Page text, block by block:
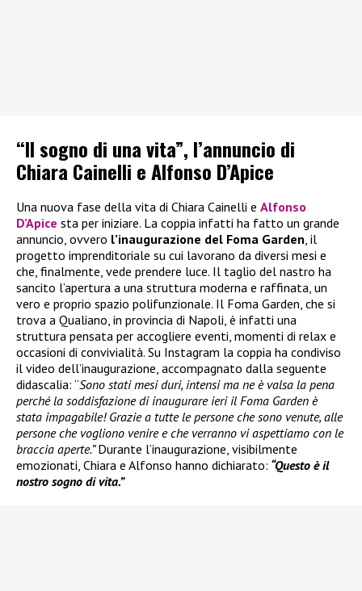
“Il sogno di una vita”, l’annuncio di
Chiara Cainelli e Alfonso D’Apice
Una nuova fase della vita di Chiara Cainelli e Alfonso
D’Apice sta per iniziare. La coppia infatti ha fatto un grande
annuncio, ovvero l’inaugurazione del Foma Garden , il
progetto imprenditoriale su cui lavorano da diversi mesi e
che, finalmente, vede prendere luce. Il taglio del nastro ha
sancito l’apertura a una struttura moderna e raffinata, un
vero e proprio spazio polifunzionale. Il Foma Garden, che si
trova a Qualiano, in provincia di Napoli, è infatti una
struttura pensata per accogliere eventi, momenti di relax e
occasioni di convivialità. Su Instagram la coppia ha condiviso
il video dell’inaugurazione, accompagnato dalla seguente
didascalia: “Sono stati mesi duri, intensi ma ne è valsa la pena
perché la soddisfazione di inaugurare ieri il Foma Garden è
stata impagabile! Grazie a tutte le persone che sono venute, alle
persone che vogliono venire e che verranno vi aspettiamo con le
braccia aperte.”Durante l’inaugurazione, visibilmente
emozionati, Chiara e Alfonso hanno dichiarato: “Questo è il
nostro sogno di vita.”